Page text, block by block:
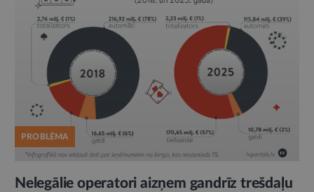
PROBLĒMA
Nelegālie operatori aizņem gandrīz trešdaļu